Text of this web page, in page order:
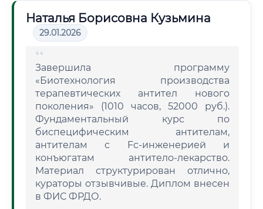
Наталья Борисовна Кузьмина
29.01.2026
Завершила программу
«Биотехнология производства
терапевтических антител нового
поколения» (1010 часов, 52000 руб.).
Фундаментальный курс по
биспецифическим антителам,
антителам с Fc-инженерией и
конъюгатам антитело-лекарство.
Материал структурирован отлично,
кураторы отзывчивые. Диплом внесен
в ФИС ФРДО.